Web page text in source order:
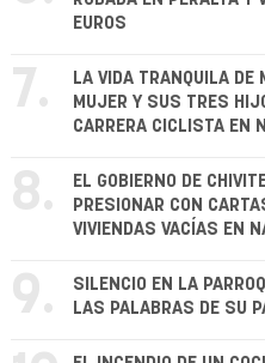
EUROS
7.
LA VIDA TRANQUILA DE
MUJER Y SUS TRES
CARRERA CICLISTA EN
8.
EL GOBIERNO DE
PRESIONAR CON
VIVIENDAS VACÍAS EN
9.
SILENCIO EN LA
LAS PALABRAS DE SU